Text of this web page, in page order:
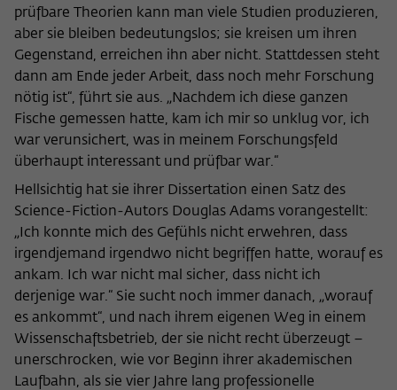
prüfbare Theorien kann man viele Studien produzieren,
aber sie bleiben bedeutungslos; sie kreisen um ihren
Gegenstand, erreichen ihn aber nicht. Stattdessen steht
dann am Ende jeder Arbeit, dass noch mehr Forschung
nötig ist“, führt sie aus. „Nachdem ich diese ganzen
Fische gemessen hatte, kam ich mir so unklug vor, ich
war verunsichert, was in meinem Forschungsfeld
überhaupt interessant und prüfbar war.“
Hellsichtig hat sie ihrer Dissertation einen Satz des
Science-Fiction-Autors Douglas Adams vorangestellt:
„Ich konnte mich des Gefühls nicht erwehren, dass
irgendjemand irgendwo nicht begriffen hatte, worauf es
ankam. Ich war nicht mal sicher, dass nicht ich
derjenige war.“ Sie sucht noch immer danach, „worauf
es ankommt“, und nach ihrem eigenen Weg in einem
Wissenschaftsbetrieb, der sie nicht recht überzeugt –
unerschrocken, wie vor Beginn ihrer akademischen
Laufbahn, als sie vier Jahre lang professionelle